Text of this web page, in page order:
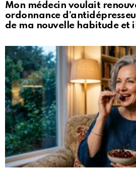
Mon médecin voulait
ordonnance
de ma nouvelle habitude et